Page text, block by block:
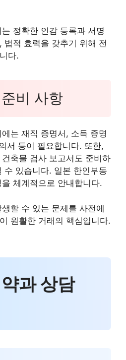
정확한 인감 등록과 서명
법적 효력을 갖추기 위해 전
다.
비 사항
는 재직 증명서, 소득 증명
서 등이 필요합니다. 또한,
축물 검사 보고서도 준비하
수 있습니다. 일본 한인부동
체계적으로 안내합니다.
할 수 있는 문제를 사전에
원활한 거래의 핵심입니다.
과 상담